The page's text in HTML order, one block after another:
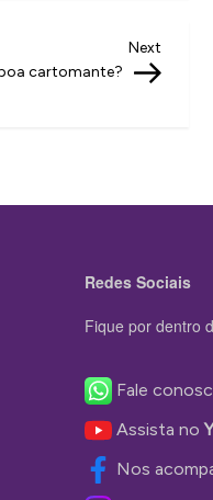
Post
Next
cartomante?
Redes Sociais
Fique por dentro
Fale
Assista no
Nos